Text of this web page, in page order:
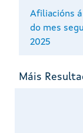
Afiliacións
do mes
2025
Máis